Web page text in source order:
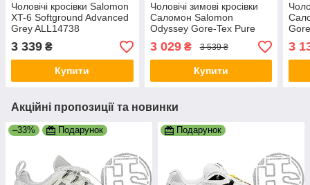
Чоловічі кросівки Salomon
XT-6 Softground Advanced
Grey ALL14738
3 339 ₴
Купити
Чоловічі зимові кросівки
Саломон Salomon
Odyssey Gore-Tex Pure
Black (термо) ALL18183
3 029₴ 3 539 ₴
Купити
3
Акційні пропозиції та новинки
–33% Подарунок Подарунок